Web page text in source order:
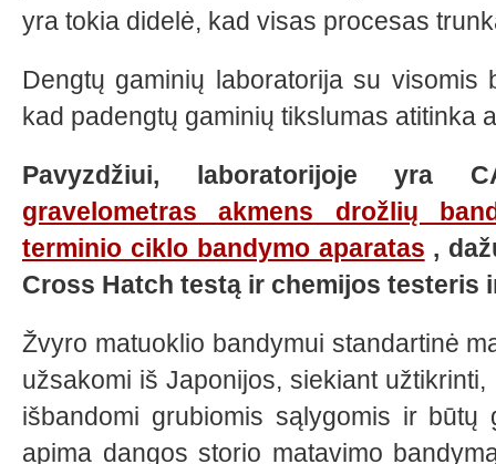
yra tokia didelė, kad visas procesas
Dengtų gaminių laboratorija su visomis
kad padengtų gaminių tikslumas atitinka
Pavyzdžiui, laboratorijoje yra
gravelometras akmens drožlių
terminio ciklo bandymo aparatas ,
Cross Hatch testą ir chemijos testeris
Žvyro matuoklio bandymui standartinė
užsakomi iš Japonijos, siekiant
išbandomi grubiomis sąlygomis ir būtų
apima dangos storio matavimo